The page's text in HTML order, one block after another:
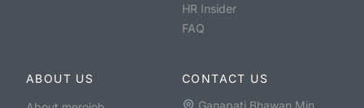
HR Insider
FAQ
ABOUT US
CONTACT US
Ganapati Bhawan Min